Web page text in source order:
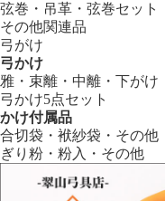
弦巻・吊革・弦巻セット
その他関連品
弓がけ
弓かけ
雅・束離・中離・下がけ
弓かけ5点セット
かけ付属品
合切袋・袱紗袋・その他
ぎり粉・粉入・その他